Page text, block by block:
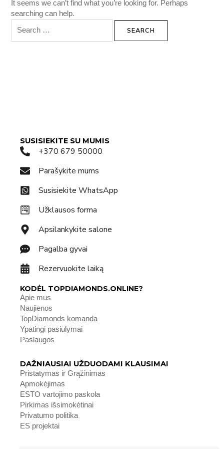
It seems we can’t find what you’re looking for. Perhaps
searching can help.
SUSISIEKITE SU MUMIS
+370 679 50000
Parašykite mums
Susisiekite WhatsApp
Užklausos forma
Apsilankykite salone
Pagalba gyvai
Rezervuokite laiką
KODĖL TOPDIAMONDS.ONLINE?
Apie mus
Naujienos
TopDiamonds komanda
Ypatingi pasiūlymai
Paslaugos
DAŽNIAUSIAI UŽDUODAMI KLAUSIMAI
Pristatymas ir Grąžinimas
Apmokėjimas
ESTO vartojimo paskola
Pirkimas išsimokėtinai
Privatumo politika
ES projektai